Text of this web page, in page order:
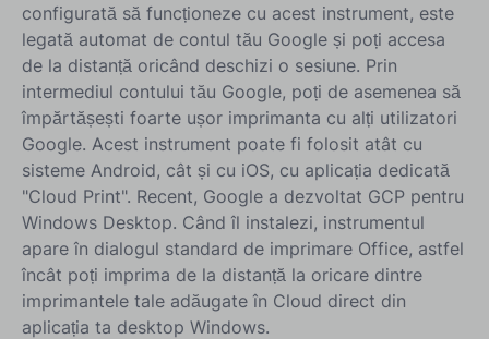
configurată să funcționeze cu acest instrument, este
legată automat de contul tău Google și poți accesa
de la distanță oricând deschizi o sesiune. Prin
intermediul contului tău Google, poți de asemenea să
împărtășești foarte ușor imprimanta cu alți utilizatori
Google. Acest instrument poate fi folosit atât cu
sisteme Android, cât și cu iOS, cu aplicația dedicată
"Cloud Print". Recent, Google a dezvoltat GCP pentru
Windows Desktop. Când îl instalezi, instrumentul
apare în dialogul standard de imprimare Office, astfel
încât poți imprima de la distanță la oricare dintre
imprimantele tale adăugate în Cloud direct din
aplicația ta desktop Windows.